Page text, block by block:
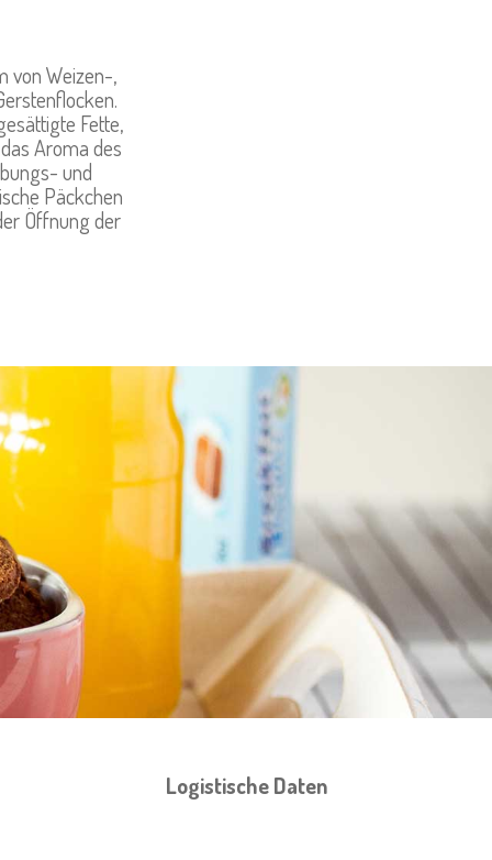
von Weizen-,
Fette,
Aroma des
und
Päckchen
Öffnung der
Logistische Daten